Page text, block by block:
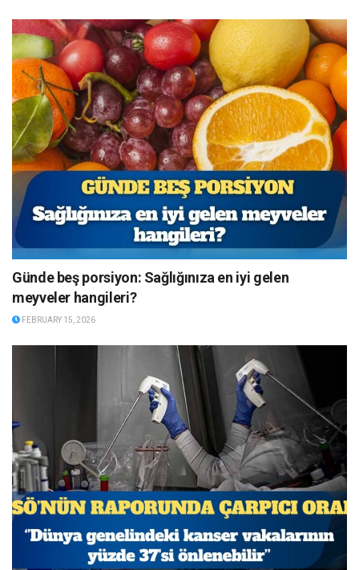
Günde beş porsiyon: Sağlığınıza en iyi gelen
meyveler hangileri?
FEBRUARY 15, 2026